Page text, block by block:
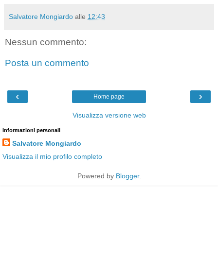
Salvatore Mongiardo alle 12:43
Nessun commento:
Posta un commento
‹ ›
Home page
Visualizza versione web
Informazioni personali
Salvatore Mongiardo
Visualizza il mio profilo completo
Powered by Blogger.